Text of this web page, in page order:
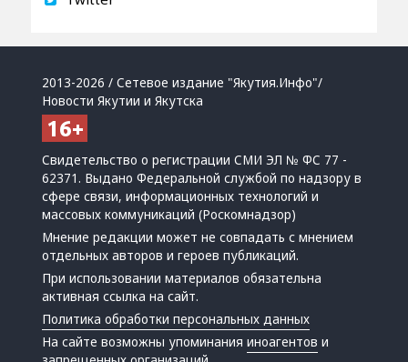
2013-2026 / Сетевое издание "Якутия.Инфо"/
Новости Якутии и Якутска
Свидетельство о регистрации СМИ ЭЛ № ФС 77 -
62371. Выдано Федеральной службой по надзору в
сфере связи, информационных технологий и
массовых коммуникаций (Роскомнадзор)
Мнение редакции может не совпадать с мнением
отдельных авторов и героев публикаций.
При использовании материалов обязательна
активная ссылка на сайт.
Политика обработки персональных данных
На сайте возможны упоминанияиноагентов и